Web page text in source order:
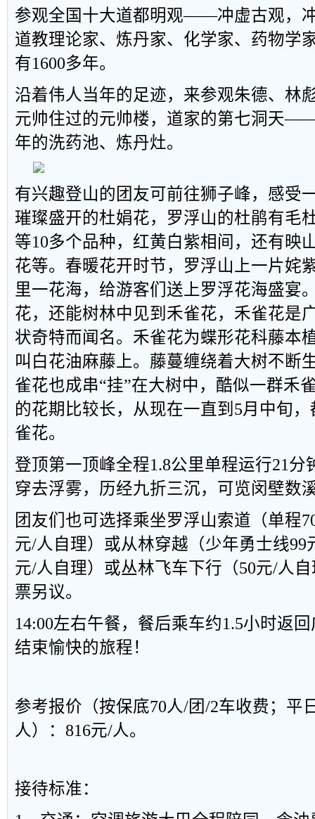
参观全国十大道都明观——冲虚古观，
道教理论家、炼丹家、化学家、药物学
有1600多年。
沿着伟人当年的足迹，来参观朱德、林
元帅住过的元帅楼，道家的第七洞天
年的洗药池、炼丹灶。
有兴趣登山的团友可前往狮子峰，感受
璀璨盛开的杜娟花，罗浮山的杜鹃有毛
等10多个品种，红黄白紫相间，还有映
花等。春暖花开时节，罗浮山上一片姹
里一花海，给游客们送上罗浮花海盛宴
花，还能树林中见到禾雀花，禾雀花是
状奇特而闻名。禾雀花为蝶形花科藤本
叫白花油麻藤上。藤蔓缠绕着大树不断
雀花也成串“挂”在大树中，酷似一群禾
的花期比较长，从现在一直到5月中旬
雀花。
登顶第一顶峰全程1.8公里单程运行21分
穿去浮雾，历经九折三沉，可览闵壁数
团友们也可选择乘坐罗浮山索道（单程
元/人自理）或从林穿越（少年勇士线99
元/人自理）或丛林飞车下行（50元/人
票另议。
14:00左右午餐，餐后乘车约1.5小时返
结束愉快的旅程！
参考报价（按保底70人/团/2车收费；平
人）：816元/人。
接待标准：